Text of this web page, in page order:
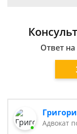
Ответ
Адвокат